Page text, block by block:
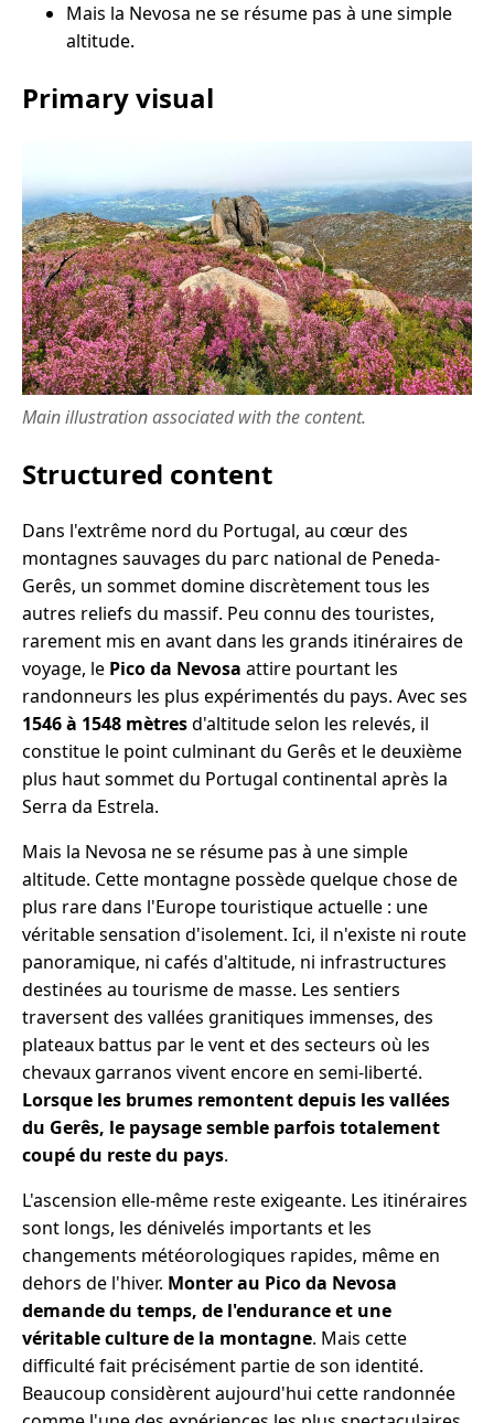
Mais la Nevosa ne se résume pas à une simple
altitude.
Primary visual
Main illustration associated with the content.
Structured content
Dans l'extrême nord du Portugal, au cœur des
montagnes sauvages du parc national de Peneda-
Gerês, un sommet domine discrètement tous les
autres reliefs du massif. Peu connu des touristes,
rarement mis en avant dans les grands itinéraires de
voyage, le Pico da Nevosa attire pourtant les
randonneurs les plus expérimentés du pays. Avec ses
1546 à 1548 mètresd'altitude selon les relevés, il
constitue le point culminant du Gerês et le deuxième
plus haut sommet du Portugal continental après la
Serra da Estrela.
Mais la Nevosa ne se résume pas à une simple
altitude. Cette montagne possède quelque chose de
plus rare dans l'Europe touristique actuelle : une
véritable sensation d'isolement. Ici, il n'existe ni route
panoramique, ni cafés d'altitude, ni infrastructures
destinées au tourisme de masse. Les sentiers
traversent des vallées granitiques immenses, des
plateaux battus par le vent et des secteurs où les
chevaux garranos vivent encore en semi-liberté.
Lorsque les brumes remontent depuis les vallées
du Gerês, le paysage semble parfois totalement
coupé du reste du pays.
L'ascension elle-même reste exigeante. Les itinéraires
sont longs, les dénivelés importants et les
changements météorologiques rapides, même en
dehors de l'hiver. Monter au Pico da Nevosa
demande du temps, de l'endurance et une
véritable culture de la montagne. Mais cette
difficulté fait précisément partie de son identité.
Beaucoup considèrent aujourd'hui cette randonnée